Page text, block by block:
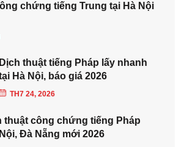
chứng tiếng Trung tại Hà Nội
Dịch thuật tiếng Pháp lấy nhanh
Hà Nội, báo giá 2026
TH7 24, 2026
thuật công chứng tiếng Pháp
Đà Nẵng mới 2026